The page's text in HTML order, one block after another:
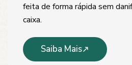
feita de forma rápida sem
caixa.
Saiba Mais